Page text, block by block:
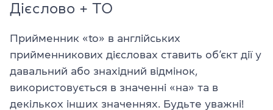
Дієслово + TO
Прийменник «to» в англійських
прийменникових дієсловах ставить об’єкт дії у
давальний або знахідний відмінок,
використовується в значенні «на» та в
декількох інших значеннях. Будьте уважні!